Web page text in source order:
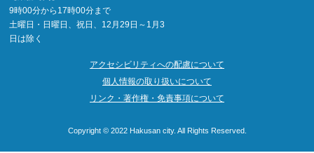
9時00分から17時00分まで
土曜日・日曜日、祝日、12月29日～1月3
日は除く
アクセシビリティへの配慮について
個人情報の取り扱いについて
リンク・著作権・免責事項について
Copyright © 2022 Hakusan city. All Rights Reserved.